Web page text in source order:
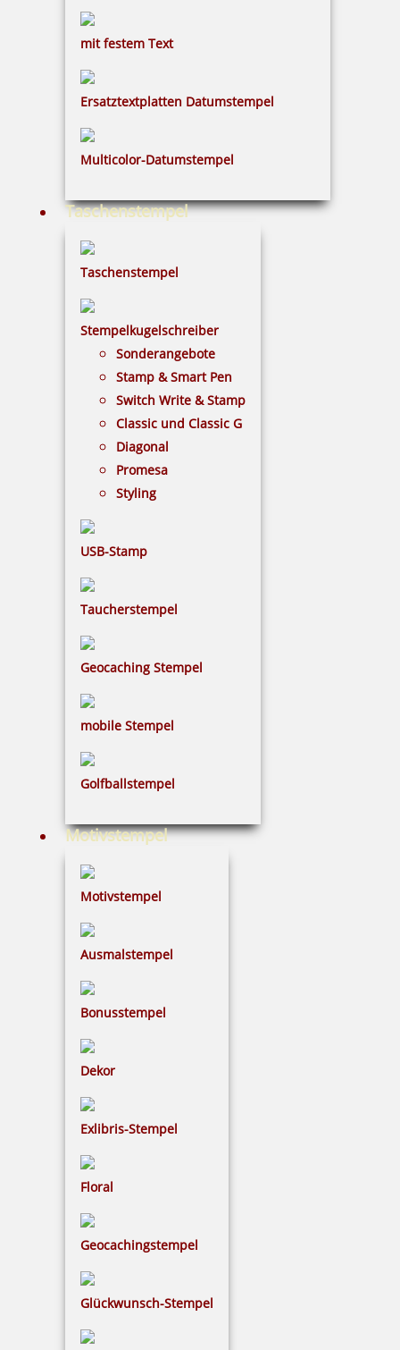
mit festem Text
Ersatztextplatten Datumstempel
Multicolor-Datumstempel
Taschenstempel
Taschenstempel
Stempelkugelschreiber
Sonderangebote
Stamp & Smart Pen
Switch Write & Stamp
Classic und Classic G
Diagonal
Promesa
Styling
USB-Stamp
Taucherstempel
Geocaching Stempel
mobile Stempel
Golfballstempel
Motivstempel
Motivstempel
Ausmalstempel
Bonusstempel
Dekor
Exlibris-Stempel
Floral
Geocachingstempel
Glückwunsch-Stempel